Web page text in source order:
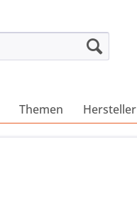
Themen Hersteller